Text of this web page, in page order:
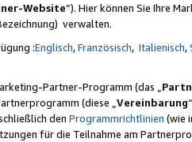
Website“). Hier können Sie Ihre
verwalten.
:Englisch,Französisch, Italienisch,
Partner-Programm (das „
(diese „Vereinbarung
den Programmrichtlinien (wie
für die Teilnahme am